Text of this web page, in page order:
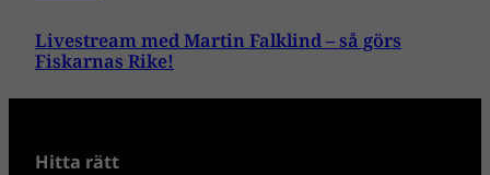
Livestream med Martin Falklind – så görs
Fiskarnas Rike!
Hitta rätt